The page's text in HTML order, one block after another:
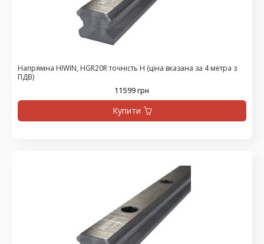
Напрямна HIWIN, HGR20R точність H (ціна вказана за 4 метра з
ПДВ)
11599 грн
Купити